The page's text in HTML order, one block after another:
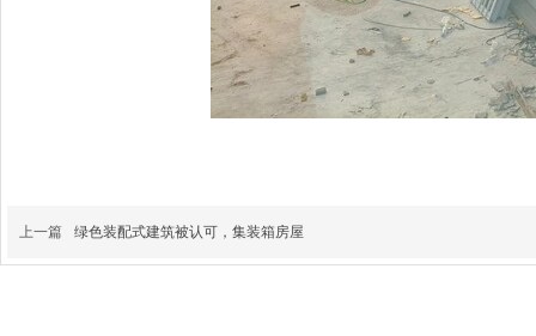
上一篇 绿色装配式建筑被认可，集装箱房屋